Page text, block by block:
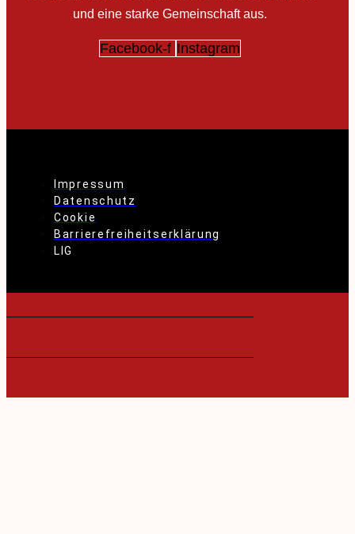
und eine starke Gemeinschaft aus.
Facebook-f Instagram
Impressum
Datenschutz
Cookie
Barrierefreiheitserklärung
LIG